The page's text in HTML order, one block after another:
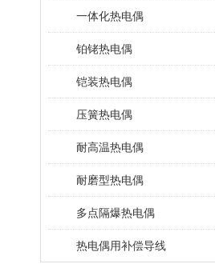
一体化热电偶
铂铑热电偶
铠装热电偶
压簧热电偶
耐高温热电偶
耐磨型热电偶
多点隔爆热电偶
热电偶用补偿导线